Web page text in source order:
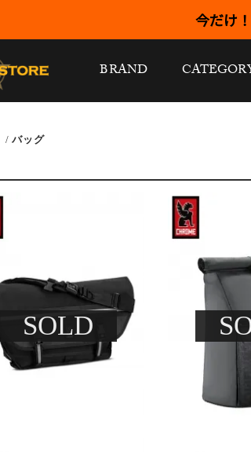
今だけ
BRAND
/バッグ
SOLD